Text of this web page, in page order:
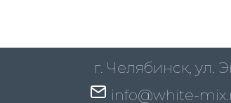
г. Челябинск, ул.
info@white-